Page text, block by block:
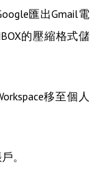
匯出Gmail電
的壓縮格式儲
移至個人
。